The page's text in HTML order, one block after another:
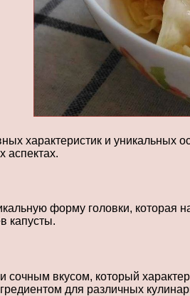
характеристик и уникальных
аспектах.
форму головки, которая
капусты.
сочным вкусом, который
для различных